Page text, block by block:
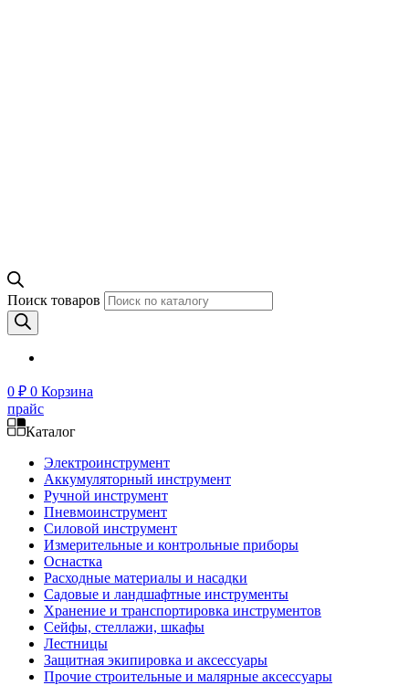
Поиск товаров
0 ₽ 0 Корзина
прайс
Каталог
Электроинструмент
Аккумуляторный инструмент
Ручной инструмент
Пневмоинструмент
Силовой инструмент
Измерительные и контрольные приборы
Оснастка
Расходные материалы и насадки
Садовые и ландшафтные инструменты
Хранение и транспортировка инструментов
Сейфы, стеллажи, шкафы
Лестницы
Защитная экипировка и аксессуары
Прочие строительные и малярные аксессуары